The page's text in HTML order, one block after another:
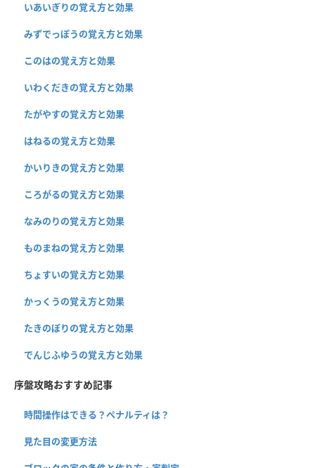
いあいぎりの覚え方と効果
みずでっぽうの覚え方と効果
このはの覚え方と効果
いわくだきの覚え方と効果
たがやすの覚え方と効果
はねるの覚え方と効果
かいりきの覚え方と効果
ころがるの覚え方と効果
なみのりの覚え方と効果
ものまねの覚え方と効果
ちょすいの覚え方と効果
かっくうの覚え方と効果
たきのぼりの覚え方と効果
でんじふゆうの覚え方と効果
序盤攻略おすすめ記事
時間操作はできる？ペナルティは？
見た目の変更方法